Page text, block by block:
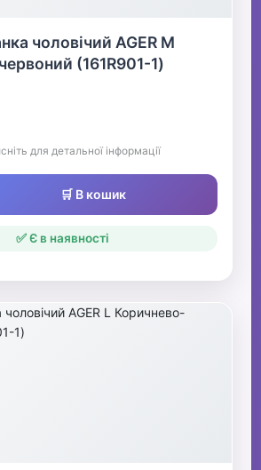
чоловічий AGER M
(161R901-1)
для детальної інформації
🛒 В кошик
✅ Є в наявності